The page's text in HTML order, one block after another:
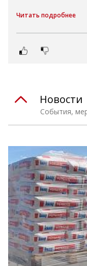
Читать подробнее
События,
Новости